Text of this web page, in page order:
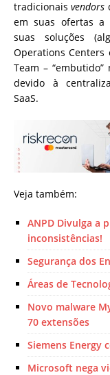
tradicionaisvendors
em suas ofertas a
suas soluções
Operations Centers
Team – “embutido”
devido à
SaaS.
Veja também:
ANPD Divulga a
inconsistências!
Segurança dos
Áreas de
Novo malware
70 extensões
Siemens Energy
Microsoft nega